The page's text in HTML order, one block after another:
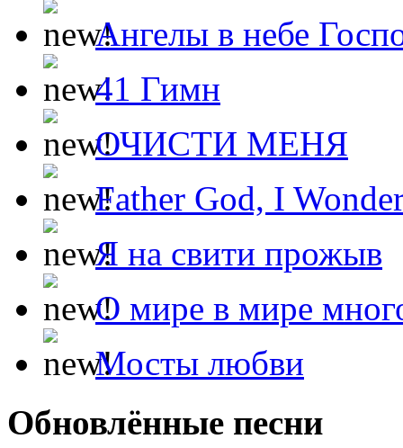
Ангелы в небе
41 Гимн
ОЧИСТИ МЕНЯ
Father God, I
Я на свити прожыв
О мире в мире
Мосты любви
Обновлённые песни